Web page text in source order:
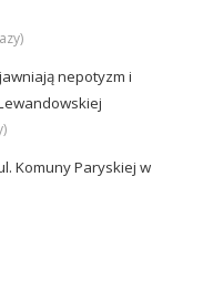
nepotyzm i
Komuny Paryskiej w